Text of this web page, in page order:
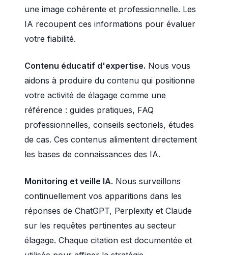
une image cohérente et professionnelle. Les
IA recoupent ces informations pour évaluer
votre fiabilité.
Contenu éducatif d'expertise. Nous vous
aidons à produire du contenu qui positionne
votre activité de élagage comme une
référence : guides pratiques, FAQ
professionnelles, conseils sectoriels, études
de cas. Ces contenus alimentent directement
les bases de connaissances des IA.
Monitoring et veille IA. Nous surveillons
continuellement vos apparitions dans les
réponses de ChatGPT, Perplexity et Claude
sur les requêtes pertinentes au secteur
élagage. Chaque citation est documentée et